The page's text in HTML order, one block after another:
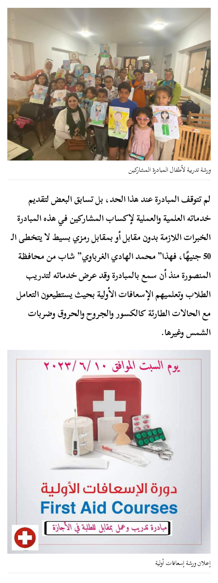
ورشة تدربية لأطفال المبادرة المشاركين
لم تتوقف المبادرة عند هذا الحد، بل تسابق البعض لتقديم
خدماته العلمية والعملية لإكساب المشاركين في هذه المبادرة
الخبرات اللازمة بدون مقابل أو بمقابل رمزي بسيط لا يتخطى الـ
50 جنيهًا، فهذا” محمد الهادي الغرباوي” شاب من محافظة
المنصورة منذ أن سمع بالمبادرة وقد عرض خدماته لتدريب
الطلاب وتعلميهم الإسعافات الأولية بحيث يستطيعون التعامل
مع الحالات الطارئة كالكسور والجروح والحروق وضربات
الشمس وغيرها.
إعلان ورشة إسعافات أولية